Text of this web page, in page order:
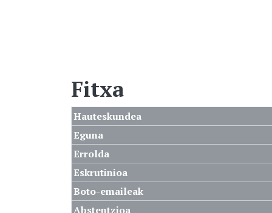
Fitxa
Hauteskundea
Eguna
Errolda
Eskrutinioa
Boto-emaileak
Abstentzioa